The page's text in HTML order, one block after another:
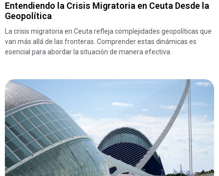
Entendiendo la Crisis Migratoria en Ceuta Desde la
Geopolítica
La crisis migratoria en Ceuta refleja complejidades geopolíticas que
van más allá de las fronteras. Comprender estas dinámicas es
esencial para abordar la situación de manera efectiva.